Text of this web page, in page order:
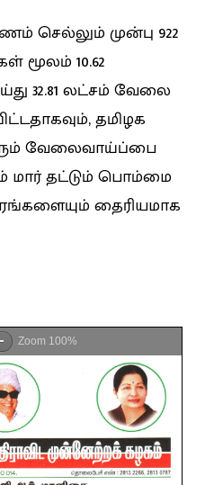
செல்லும் முன்பு 922
மூலம் 10.62
32.81 லட்சம் வேலை
தமிழக
வேலைவாய்ப்பை
மார் தட்டும் பொம்மை
தைரியமாக
Zoom 100%